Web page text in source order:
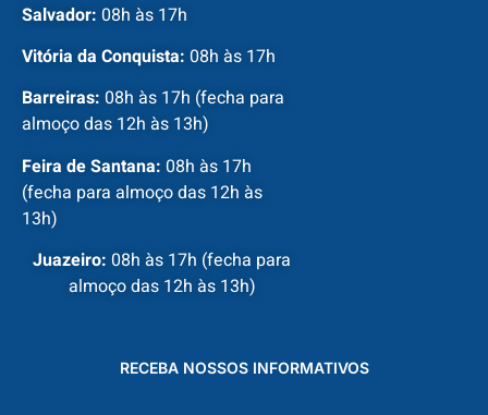
Salvador: 08h às 17h
Vitória da Conquista: 08h às 17h
Barreiras: 08h às 17h (fecha para
almoço das 12h às 13h)
Feira de Santana: 08h às 17h
(fecha para almoço das 12h às
13h)
Juazeiro: 08h às 17h (fecha para
almoço das 12h às 13h)
RECEBA NOSSOS INFORMATIVOS